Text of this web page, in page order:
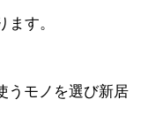
す。
うモノを選び新居